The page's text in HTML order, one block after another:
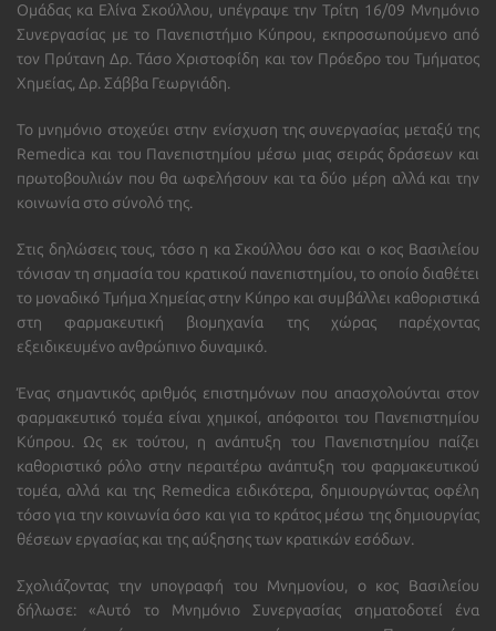
Ομάδας κα Ελίνα Σκούλλου, υπέγραψε την Τρίτη 16/09 Μνημόνιο
Συνεργασίας με το Πανεπιστήμιο Κύπρου, εκπροσωπούμενο από
τον Πρύτανη Δρ. Τάσο Χριστοφίδη και τον Πρόεδρο του Τμήματος
Χημείας, Δρ. Σάββα Γεωργιάδη.
Το μνημόνιο στοχεύει στην ενίσχυση της συνεργασίας μεταξύ της
Remedica και του Πανεπιστημίου μέσω μιας σειράς δράσεων και
πρωτοβουλιών που θα ωφελήσουν και τα δύο μέρη αλλά και την
κοινωνία στο σύνολό της.
Στις δηλώσεις τους, τόσο η κα Σκούλλου όσο και ο κος Βασιλείου
τόνισαν τη σημασία του κρατικού πανεπιστημίου, το οποίο διαθέτει
το μοναδικό Τμήμα Χημείας στην Κύπρο και συμβάλλει καθοριστικά
στη φαρμακευτική βιομηχανία της χώρας παρέχοντας
εξειδικευμένο ανθρώπινο δυναμικό.
Ένας σημαντικός αριθμός επιστημόνων που απασχολούνται στον
φαρμακευτικό τομέα είναι χημικοί, απόφοιτοι του Πανεπιστημίου
Κύπρου. Ως εκ τούτου, η ανάπτυξη του Πανεπιστημίου παίζει
καθοριστικό ρόλο στην περαιτέρω ανάπτυξη του φαρμακευτικού
τομέα, αλλά και της Remedica ειδικότερα, δημιουργώντας οφέλη
τόσο για την κοινωνία όσο και για το κράτος μέσω της δημιουργίας
θέσεων εργασίας και της αύξησης των κρατικών εσόδων.
Σχολιάζοντας την υπογραφή του Μνημονίου, ο κος Βασιλείου
δήλωσε: «Αυτό το Μνημόνιο Συνεργασίας σηματοδοτεί ένα